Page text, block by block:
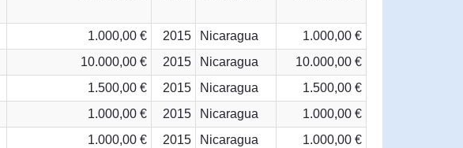
1.000,00 € 2015 Nicaragua
1.000,00 €
10.000,00 € 2015 Nicaragua
10.000,00 €
1.500,00 € 2015 Nicaragua
1.500,00 €
1.000,00 € 2015 Nicaragua
1.000,00 €
1.000,00 € 2015 Nicaragua 1.000,00 €